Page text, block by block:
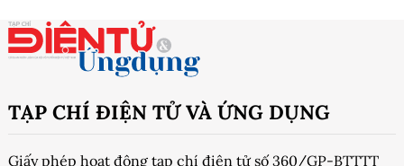
TẠP CHÍ ĐIỆN TỬ VÀ ỨNG DỤNG
Giấy phép hoạt động tạp chí điện tử số 360/GP-BTTTT